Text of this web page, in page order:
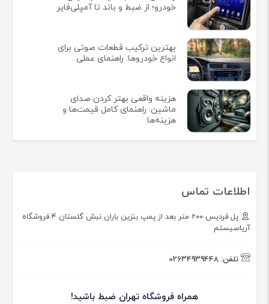
خودرو؛ از ضبط و باند تا آمپلی‌فایر
بهترین ترکیب قطعات صوتی برای
انواع خودروها: راهنمای عملی
هزینه واقعی بهتر کردن صدای
ماشین: راهنمای کامل قیمت‌ها و
هزینه‌ها
اطلاعات تماس
پل فردیس ۲۰۰ متر بعد از پمپ بنزین باران نبش گلستان ۴ فروشگاه
آریاسیستم
تلفن: 02634939448
همراه فروشگاه تهران ضبط باشید!